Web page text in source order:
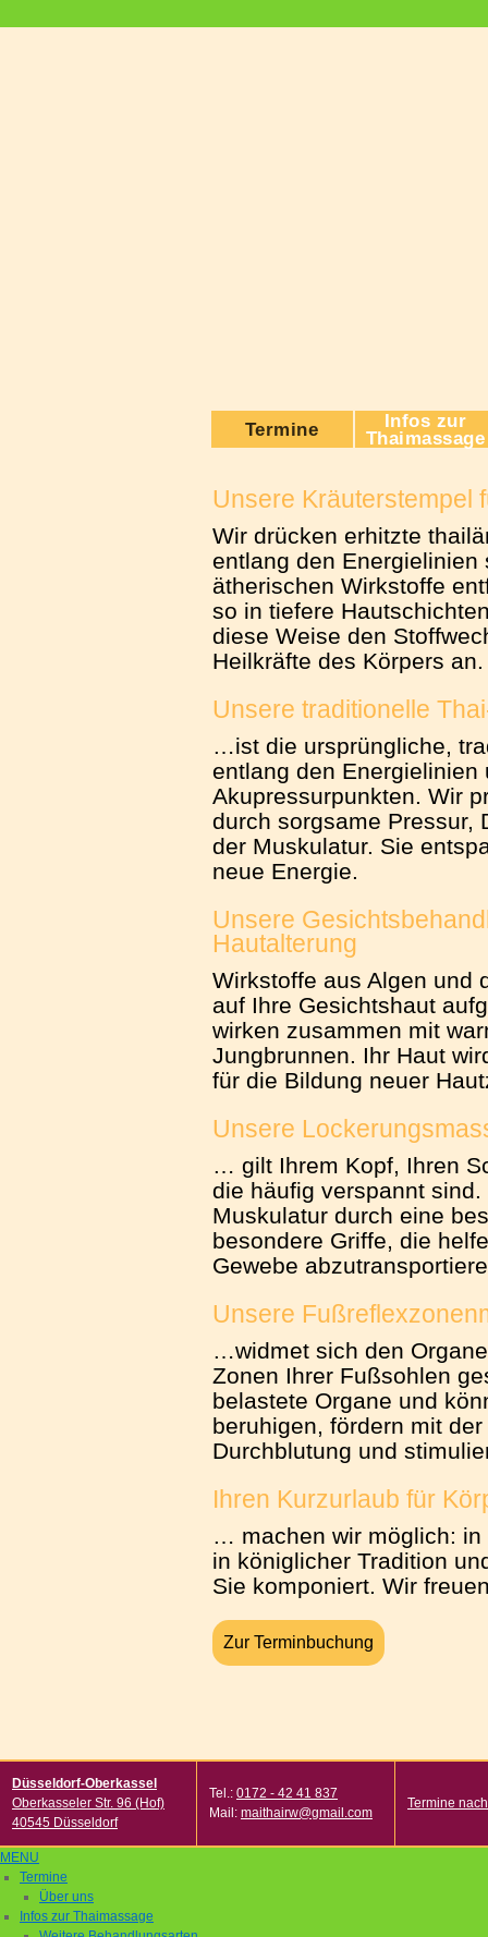
Termine
Infos zur
Thaimassage
Unsere Kräuterstempel
Wir drücken erhitzte
entlang den
ätherischen Wirkstoffe
so in tiefere
diese Weise den
Heilkräfte des Körpers an.
Unsere traditionelle
…ist die ursprüngliche,
entlang den Energielinien
Akupressurpunkten. Wir
durch sorgsame Pressur,
der Muskulatur. Sie
neue Energie.
Unsere
Hautalterung
Wirkstoffe aus Algen und
auf Ihre Gesichtshaut
wirken zusammen mit
Jungbrunnen. Ihr Haut
für die Bildung neuer
Unsere
… gilt Ihrem Kopf, Ihren
die häufig verspannt
Muskulatur durch eine
besondere Griffe, die
Gewebe
Unsere
…widmet sich den
Zonen Ihrer Fußsohlen
belastete Organe und
beruhigen, fördern mit
Durchblutung und
Ihren Kurzurlaub für
… machen wir möglich: in
in königlicher Tradition
Sie komponiert. Wir
Zur Terminbuchung
Düsseldorf-Oberkassel
Oberkasseler Str. 96 (Hof)
40545 Düsseldorf
Tel.: 0172 - 42 41 837
Mail: maithairw@gmail.com
Termine
MENU
Termine
Über uns
Infos zur Thaimassage